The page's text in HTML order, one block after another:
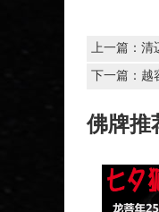
上一篇： 清
下一篇： 越
佛牌推